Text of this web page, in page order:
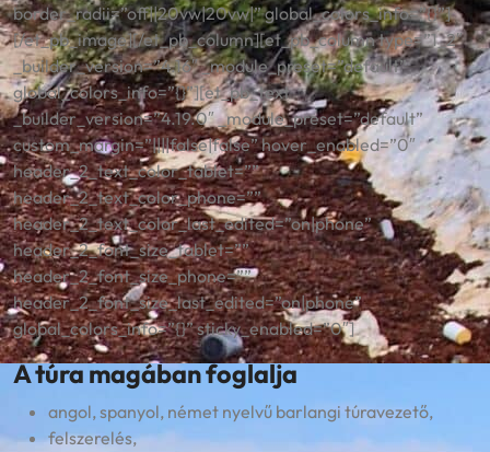
border_radii=”off||20vw|20vw|” global_colors_info=”{}”]
[/et_pb_image][/et_pb_column][et_pb_column type=”1_2″
_builder_version=”4.16″ _module_preset=”default”
global_colors_info=”{}”][et_pb_text
_builder_version=”4.19.0″ _module_preset=”default”
custom_margin=”||||false|false” hover_enabled=”0″
header_2_text_color_tablet=””
header_2_text_color_phone=””
header_2_text_color_last_edited=”on|phone”
header_2_font_size_tablet=””
header_2_font_size_phone=””
header_2_font_size_last_edited=”on|phone”
global_colors_info=”{}” sticky_enabled=”0″]
A túra magában foglalja
angol, spanyol, német nyelvű barlangi túravezető,
felszerelés,